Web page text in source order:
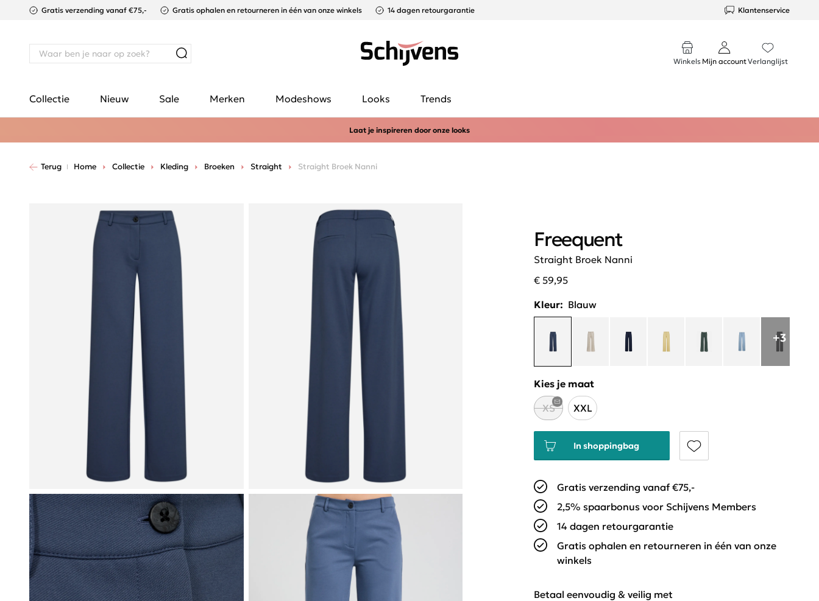
Gratis verzending vanaf €75,- Gratis ophalen en retourneren in één van onze winkels 14 dagen retourgarantie Klantenservice
Winkels Mijn accountVerlanglijst
Collectie Nieuw Sale Merken Modeshows Looks Trends
Laat je inspireren door onze looks
Terug Home Collectie Kleding Broeken Straight Straight Broek Nanni
Straight Broek Nanni
Freequent
€ 59,95
Kleur: Blauw
+3
Kies je maat
XS
XXL
In shoppingbag
Gratis verzending vanaf €75,-
2,5% spaarbonus voor Schijvens Members
14 dagen retourgarantie
Gratis ophalen en retourneren in één van onze
winkels
Betaal eenvoudig & veilig met